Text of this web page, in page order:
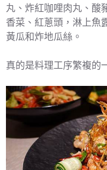
丸、炸紅咖哩肉丸、酸
香菜、紅蔥頭，淋上魚
黃瓜和炸地瓜絲。
真的是料理工序繁複的